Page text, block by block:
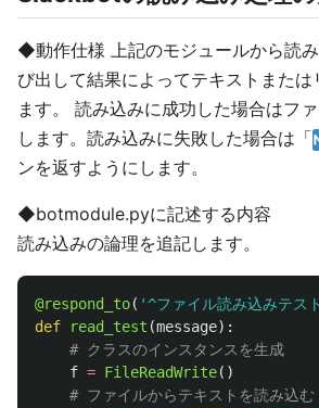
◆動作仕様 上記のモジュールから読
び出して結果によってテキストまたは
ます。 読み込みに成功した場合はフ
します。読み込みに失敗した場合は「
ンを返すようにします。
◆botmodule.pyに記述する内容
読み込みの論理を追記します。
@respond_to( '^ファイル読み込みテス
def
read_test (message):
f = FileReadWrite()